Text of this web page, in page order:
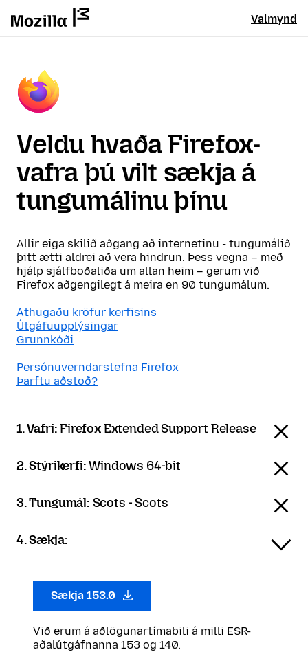
Valmynd
Veldu hvaða Firefox-
vafra þú vilt sækja á
tungumálinu þínu
Allir eiga skilið aðgang að internetinu - tungumálið
þitt ætti aldrei að vera hindrun. Þess vegna – með
hjálp sjálfboðaliða um allan heim – gerum við
Firefox aðgengilegt á meira en 90 tungumálum.
Athugaðu kröfur kerfisins
Útgáfuupplýsingar
Grunnkóði
Persónuverndarstefna Firefox
Þarftu aðstoð?
1. Vafri:Firefox Extended Support Release
2. Stýrikerfi:Windows 64-bit
3. Tungumál: Scots - Scots
4. Sækja:
Sækja 153.0
Við erum á aðlögunartímabili á milli ESR-
aðalútgáfnanna 153 og 140.